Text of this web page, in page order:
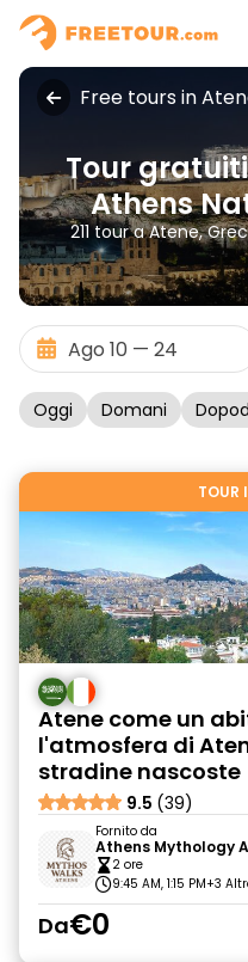
Free tours in
Tour
Athens
211 tour a Atene,
Oggi Domani
TOUR
Atene come un
l'atmosfera di
stradine nascoste
9.5 (39)
Fornito da
Athens Mythology
2 ore
9:45 AM, 1:15 PM+3
Da€0